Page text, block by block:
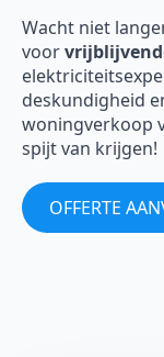
Wacht niet
voor
deskundigheid
woningverkoop
spijt van krijgen!
OFFERTE